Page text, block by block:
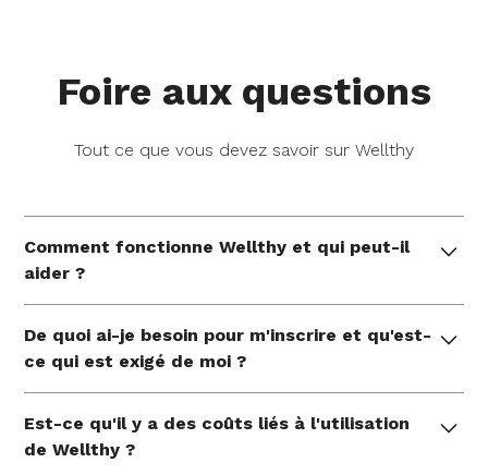
Foire aux questions
Tout ce que vous devez savoir sur Wellthy
Comment fonctionne Wellthy et qui peut-il
aider ?
part d'experts qui aident les familles à gérer leurs
besoins uniques en matière de soins à chaque
étape de la vie et pendant les moments les plus
vitaux de la vie. Nous nous attaquons aux choses à
faire, nous défendons en votre nom et vous
De quoi ai-je besoin pour m'inscrire et qu'est-
ce qui est exigé de moi ?
votre couverture.
Est-ce qu'il y a des coûts liés à l'utilisation
de Wellthy ?